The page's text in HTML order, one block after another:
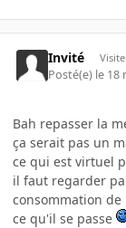
Invité
Posté(e) le 18
Bah repasser la
ça serait pas un
ce qui est virtuel
il faut regarder
consommation de
ce qu'il se passe